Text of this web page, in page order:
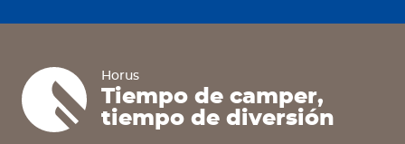
Horus
Tiempo de camper,
tiempo de diversión